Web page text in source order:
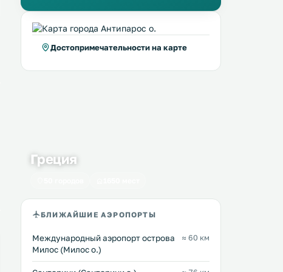
throughout the property. The
screen TV. .
There is a seating area and
kitchen. A TV is provided. .
Достопримечательности на карте
Греция
БЛИЖАЙШИЕ АЭРОПОРТЫ
Междунарoдный аэропорт острова
Милос (Милос о.)
≈ 60 км